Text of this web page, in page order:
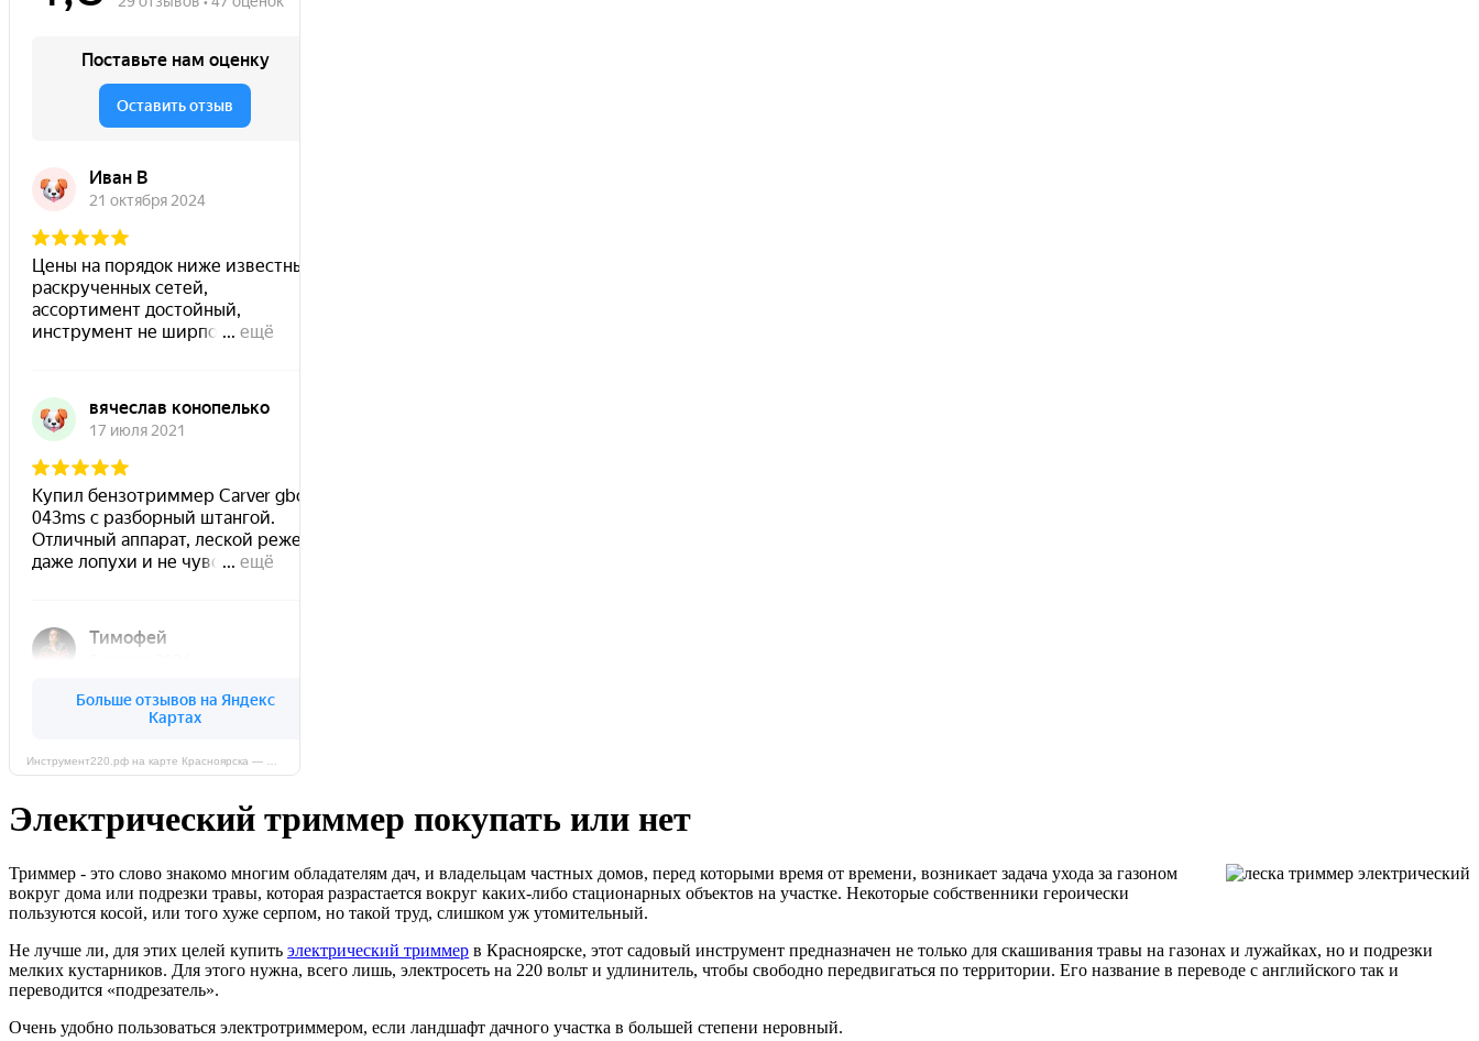
Электрический триммер покупать или нет
Триммер - это слово знакомо многим обладателям дач, и владельцам частных домов, перед которыми время от времени, возникает задача ухода за газоном
вокруг дома или подрезки травы, которая разрастается вокруг каких-либо стационарных объектов на участке. Некоторые собственники героически
пользуются косой, или того хуже серпом, но такой труд, слишком уж утомительный.
Не лучше ли, для этих целей купить электрический триммер в Красноярске, этот садовый инструмент предназначен не только для скашивания травы на газонах и лужайках, но и подрезки
мелких кустарников. Для этого нужна, всего лишь, электросеть на 220 вольт и удлинитель, чтобы свободно передвигаться по территории. Его название в переводе с английского так и
переводится «подрезатель».
Очень удобно пользоваться электротриммером, если ландшафт дачного участка в большей степени неровный.